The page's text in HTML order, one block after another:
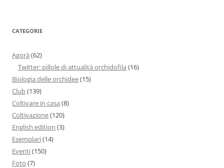
CATEGORIE
Agorà (62)
Twitter: pillole di attualità orchidofila (16)
Biologia delle orchidee(15)
Club(139)
Coltivare in casa (8)
Coltivazione(120)
English edition (3)
Esemplari(14)
Eventi(150)
Foto (7)